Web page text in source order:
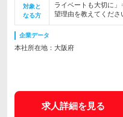
対象と
なる方
ライベートも大切に
望理由を教えてくださ
企業データ
本社所在地：大阪府
求人詳細を見る